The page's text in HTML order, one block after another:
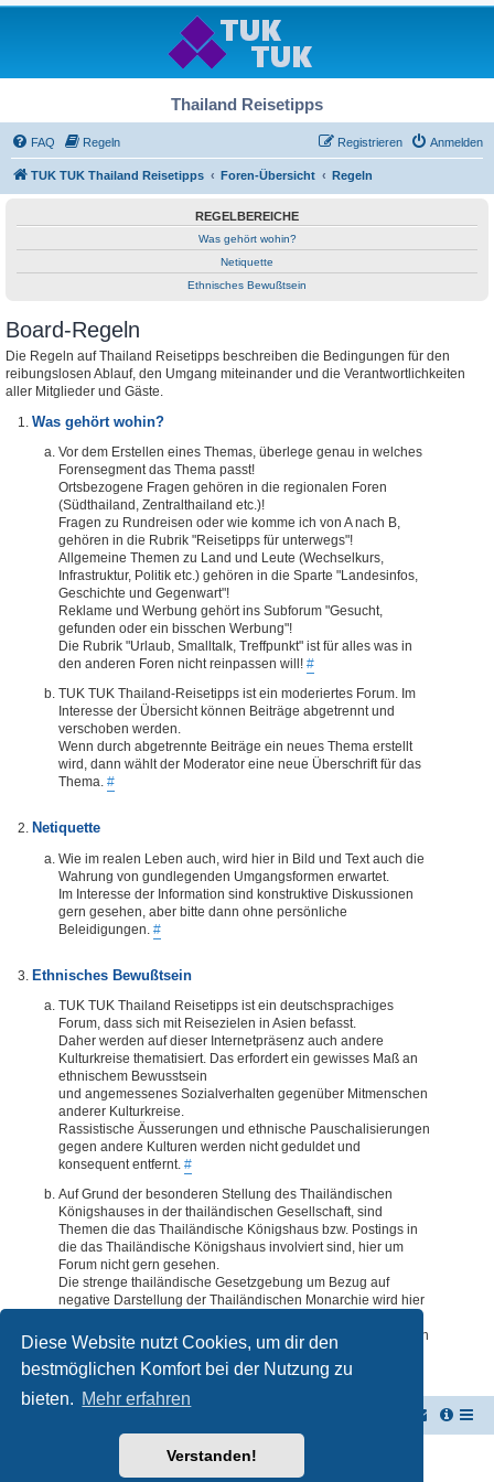
Diese Website nutzt Cookies, um dir den
bestmöglichen Komfort bei der Nutzung zu
bieten. Mehr erfahren
Verstanden!
Thailand Reisetipps
FAQ Regeln Anmelden
Registrieren
TUK TUK Thailand Reisetipps Foren-Übersicht Regeln
REGELBEREICHE
Was gehört wohin?
Netiquette
Ethnisches Bewußtsein
Board-Regeln
Die Regeln auf Thailand Reisetipps beschreiben die Bedingungen für den
reibungslosen Ablauf, den Umgang miteinander und die Verantwortlichkeiten
aller Mitglieder und Gäste.
Was gehört wohin?
Vor dem Erstellen eines Themas, überlege genau in welches
Forensegment das Thema passt!
Ortsbezogene Fragen gehören in die regionalen Foren
(Südthailand, Zentralthailand etc.)!
Fragen zu Rundreisen oder wie komme ich von A nach B,
gehören in die Rubrik "Reisetipps für unterwegs"!
Allgemeine Themen zu Land und Leute (Wechselkurs,
Infrastruktur, Politik etc.) gehören in die Sparte "Landesinfos,
Geschichte und Gegenwart"!
Reklame und Werbung gehört ins Subforum "Gesucht,
gefunden oder ein bisschen Werbung"!
Die Rubrik "Urlaub, Smalltalk, Treffpunkt" ist für alles was in
den anderen Foren nicht reinpassen will! #
TUK TUK Thailand-Reisetipps ist ein moderiertes Forum. Im
Interesse der Übersicht können Beiträge abgetrennt und
verschoben werden.
Wenn durch abgetrennte Beiträge ein neues Thema erstellt
wird, dann wählt der Moderator eine neue Überschrift für das
Thema. #
Netiquette
Wie im realen Leben auch, wird hier in Bild und Text auch die
Wahrung von gundlegenden Umgangsformen erwartet.
Im Interesse der Information sind konstruktive Diskussionen
gern gesehen, aber bitte dann ohne persönliche
Beleidigungen. #
Ethnisches Bewußtsein
TUK TUK Thailand Reisetipps ist ein deutschsprachiges
Forum, dass sich mit Reisezielen in Asien befasst.
Daher werden auf dieser Internetpräsenz auch andere
Kulturkreise thematisiert. Das erfordert ein gewisses Maß an
ethnischem Bewusstsein
und angemessenes Sozialverhalten gegenüber Mitmenschen
anderer Kulturkreise.
Rassistische Äusserungen und ethnische Pauschalisierungen
gegen andere Kulturen werden nicht geduldet und
konsequent entfernt. #
Auf Grund der besonderen Stellung des Thailändischen
Königshauses in der thailändischen Gesellschaft, sind
Themen die das Thailändische Königshaus bzw. Postings in
die das Thailändische Königshaus involviert sind, hier um
Forum nicht gern gesehen.
Die strenge thailändische Gesetzgebung um Bezug auf
negative Darstellung der Thailändischen Monarchie wird hier
deren Inhalte diesbezüglich auch nur ansatzweise bedenklich
erscheinen, kommentarlos entfernt. #
Powered byphpBB® Forum Software © phpBB Limited
Deutsche Übersetzung durchphpBB.de